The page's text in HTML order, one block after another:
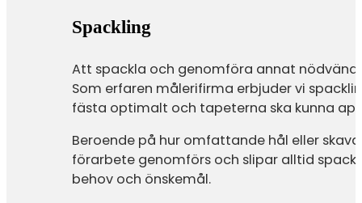
Spackling
Att spackla och genomföra annat
Som erfaren målerifirma erbjuder vi
fästa optimalt och tapeterna ska kunna
Beroende på hur omfattande hål eller
förarbete genomförs och slipar alltid
behov och önskemål.